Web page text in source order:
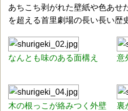
あちこち剥がれた壁紙や色あせ
を超える首里劇場の長い長い歴
なんとも味のある面構え 意
木の根っこが絡みつく外壁
裏